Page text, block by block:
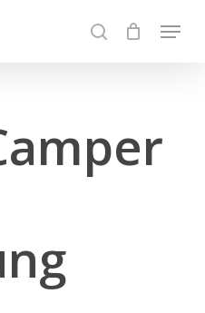
search
Menu